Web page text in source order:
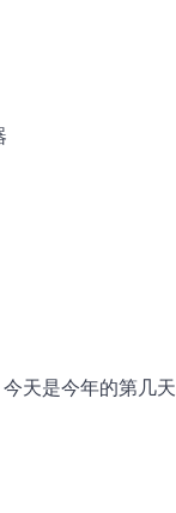
天是今年的第几天